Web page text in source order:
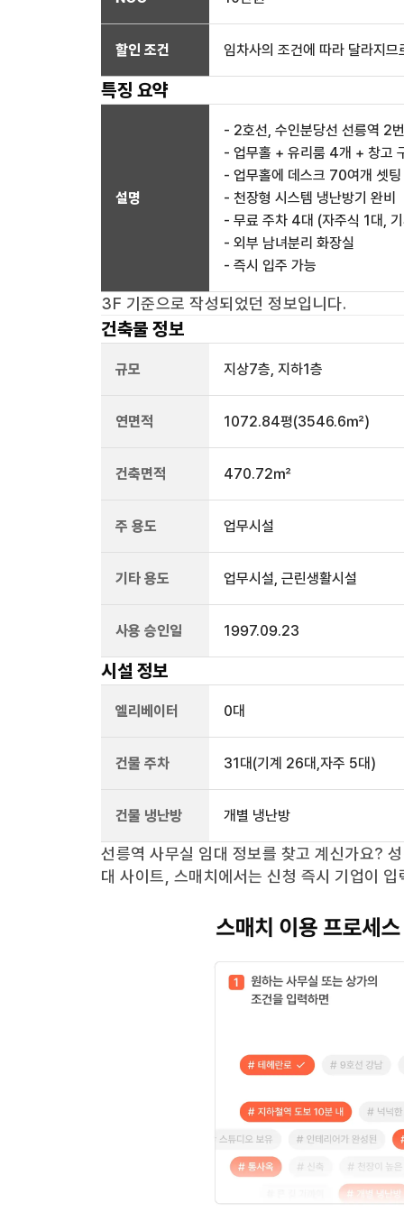
할인 조건 임차사의 조건에 따라 달라지
특징 요약
설명
- 2호선, 수인분당선 선릉역 2
- 업무홀 + 유리룸 4개 + 창고
- 업무홀에 데스크 70여개 셋팅
- 천장형 시스템 냉난방기 완비
- 무료 주차 4대 (자주식 1대,
- 외부 남녀분리 화장실
- 즉시 입주 가능
3F 기준으로 작성되었던 정보입니다.
건축물 정보
규모 지상7층, 지하1층
연면적 1072.84평(3546.6㎡)
건축면적 470.72㎡
주 용도 업무시설
기타 용도 업무시설, 근린생활시설
사용 승인일 1997.09.23
시설 정보
엘리베이터 0대
건물 주차 31대 (기계 26대,자주 5대)
건물 냉난방 개별 냉난방
선릉역 사무실 임대 정보를 찾고 계신가요?
대 사이트, 스매치에서는 신청 즉시 기업이